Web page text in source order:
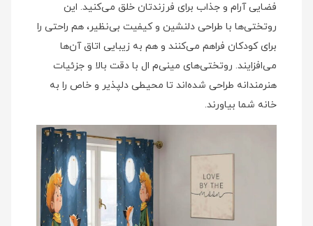
فضایی آرام و جذاب برای فرزندتان خلق می‌کنید. این
روتختی‌ها با طراحی دلنشین و کیفیت بی‌نظیر، هم راحتی را
برای کودکان فراهم می‌کنند و هم به زیبایی اتاق آن‌ها
می‌افزایند. روتختی‌های مینی‌م ال با دقت بالا و جزئیات
هنرمندانه طراحی شده‌اند تا محیطی دلپذیر و خاص را به
خانه شما بیاورند.